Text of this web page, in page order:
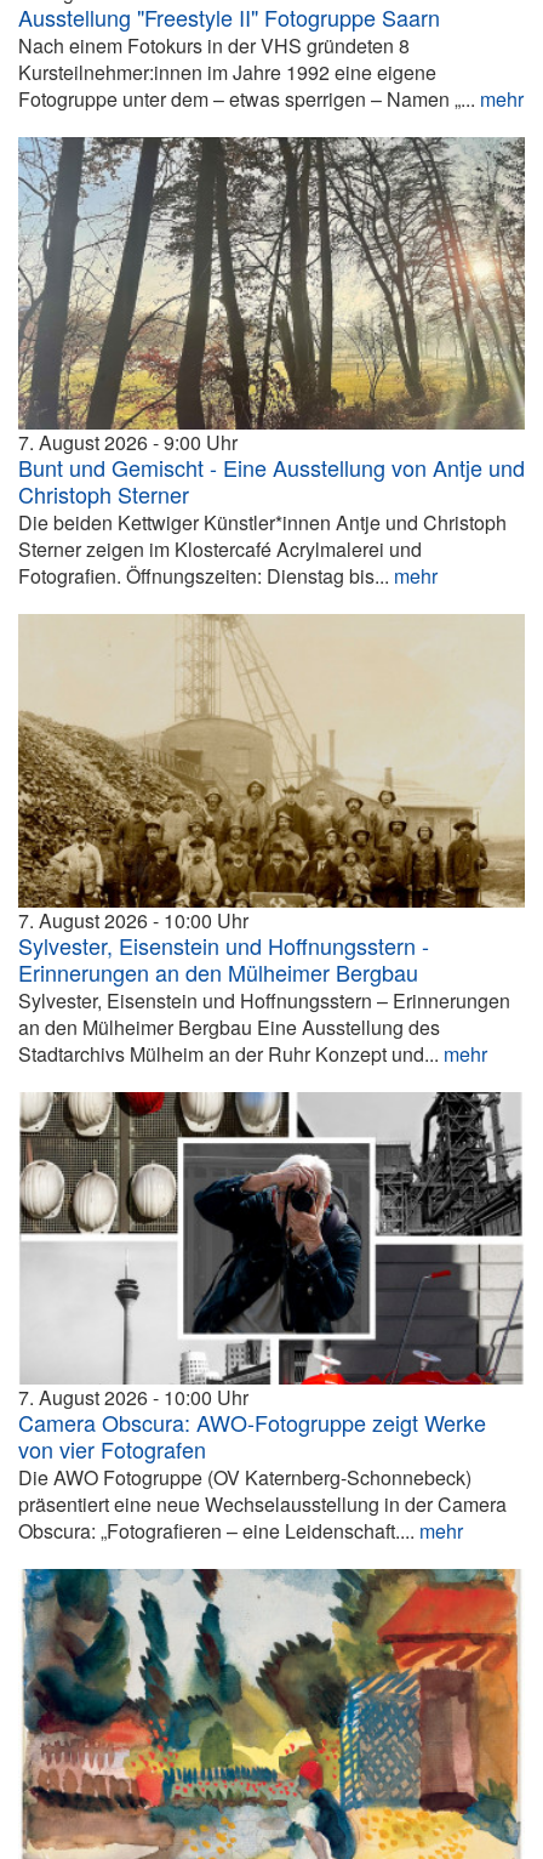
Ausstellung "Freestyle II" Fotogruppe Saarn
Nach einem Fotokurs in der VHS gründeten 8
Kursteilnehmer:innen im Jahre 1992 eine eigene
Fotogruppe unter dem – etwas sperrigen – Namen „... mehr
7. August 2026 9:00
Bunt und Gemischt - Eine Ausstellung von Antje und
Christoph Sterner
Die beiden Kettwiger Künstler*innen Antje und Christoph
Sterner zeigen im Klostercafé Acrylmalerei und
Fotografien. Öffnungszeiten: Dienstag bis... mehr
7. August 2026 10:00
Sylvester, Eisenstein und Hoffnungsstern -
Erinnerungen an den Mülheimer Bergbau
Sylvester, Eisenstein und Hoffnungsstern – Erinnerungen
an den Mülheimer Bergbau Eine Ausstellung des
Stadtarchivs Mülheim an der Ruhr Konzept und... mehr
7. August 2026 10:00
Camera Obscura: AWO-Fotogruppe zeigt Werke
von vier Fotografen
Die AWO Fotogruppe (OV Katernberg-Schonnebeck)
präsentiert eine neue Wechselausstellung in der Camera
Obscura: „Fotografieren – eine Leidenschaft.... mehr